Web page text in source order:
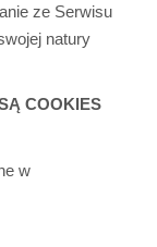
ze Serwisu
natury
COOKIES
w